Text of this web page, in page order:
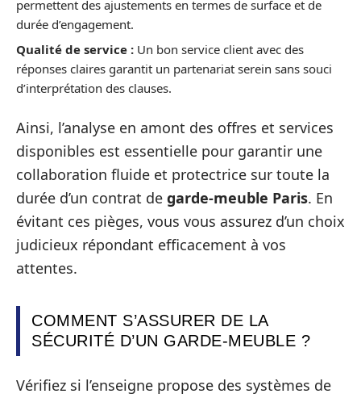
permettent des ajustements en termes de surface et de
durée d’engagement.
Qualité de service : Un bon service client avec des
réponses claires garantit un partenariat serein sans souci
d’interprétation des clauses.
Ainsi, l’analyse en amont des offres et services
disponibles est essentielle pour garantir une
collaboration fluide et protectrice sur toute la
durée d’un contrat de garde-meuble Paris. En
évitant ces pièges, vous vous assurez d’un choix
judicieux répondant efficacement à vos
attentes.
COMMENT S’ASSURER DE LA
SÉCURITÉ D’UN GARDE-MEUBLE ?
Vérifiez si l’enseigne propose des systèmes de